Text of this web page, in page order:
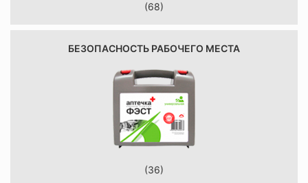
(68)
БЕЗОПАСНОСТЬ РАБОЧЕГО МЕСТА
(36)